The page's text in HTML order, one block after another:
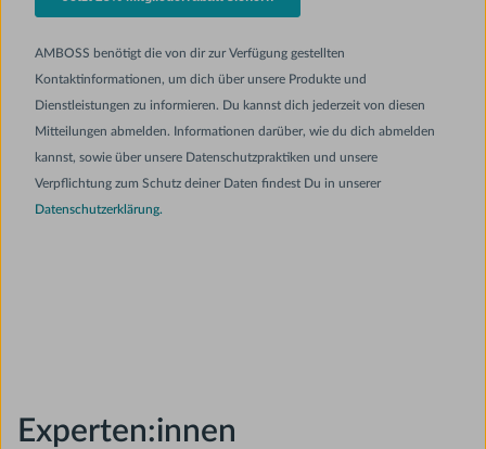
AMBOSS benötigt die von dir zur Verfügung gestellten
Kontaktinformationen, um dich über unsere Produkte und
Dienstleistungen zu informieren. Du kannst dich jederzeit von diesen
Mitteilungen abmelden. Informationen darüber, wie du dich abmelden
kannst, sowie über unsere Datenschutzpraktiken und unsere
Verpflichtung zum Schutz deiner Daten findest Du in unserer
Datenschutzerklärung.
Experten:innen